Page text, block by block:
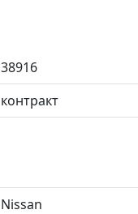
38916
контракт
Nissan